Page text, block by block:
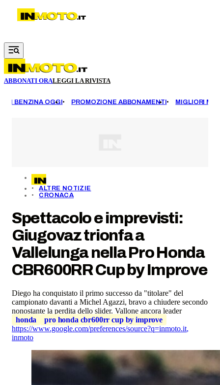
Vai al contenuto principale
ABBONATI ORALEGGI LA RIVISTA
BENZINA OGGI PROMOZIONE ABBONAMENTI MIGLIORI
ALTRE NOTIZIE
CRONACA
Spettacolo e imprevisti:
Giugovaz trionfa a
Vallelunga nella Pro Honda
CBR600RR Cup by Improve
Diego ha conquistato il primo successo da "titolare" del
campionato davanti a Michel Agazzi, bravo a chiudere secondo
nonostante la perdita dello slider. Vallone ancora leader
honda
pro honda cbr600rr cup by improve
https://www.google.com/preferences/source?q=inmoto.it,
inmoto